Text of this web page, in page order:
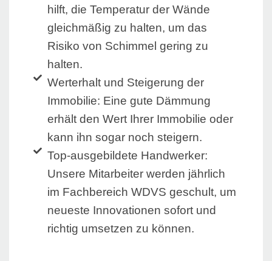
hilft, die Temperatur der Wände
gleichmäßig zu halten, um das
Risiko von Schimmel gering zu
halten.
Werterhalt und Steigerung der
Immobilie: Eine gute Dämmung
erhält den Wert Ihrer Immobilie oder
kann ihn sogar noch steigern.
Top-ausgebildete Handwerker:
Unsere Mitarbeiter werden jährlich
im Fachbereich WDVS geschult, um
neueste Innovationen sofort und
richtig umsetzen zu können.